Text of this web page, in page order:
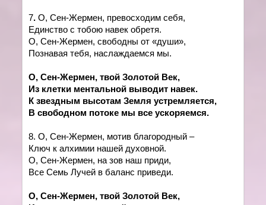
7.О,Сен-Жермен, превосходим себя,
Единство с тобою навек обретя.
О,Сен-Жермен, свободны от «души»,
Познавая тебя, наслаждаемся мы.
О, Сен-Жермен, твой Золотой Век,
Из клетки ментальной выводит навек.
К звездным высотам Земля устремляется,
В свободном потоке мы все ускоряемся.
8. О, Сен-Жермен, мотив благородный –
Ключ к алхимии нашей духовной.
О, Сен-Жермен, на зов наш приди,
Все Семь Лучей в баланс приведи.
О, Сен-Жермен, твой Золотой Век,